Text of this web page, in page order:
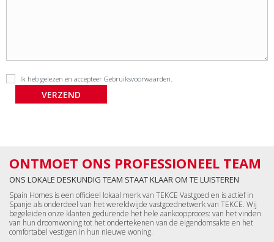
Ik heb gelezen en accepteer Gebruiksvoorwaarden.
ONTMOET ONS PROFESSIONEEL TEAM
ONS LOKALE DESKUNDIG TEAM STAAT KLAAR OM TE LUISTEREN
Spain Homes is een officieel lokaal merk van TEKCE Vastgoed en is actief in
Spanje als onderdeel van het wereldwijde vastgoednetwerk van TEKCE. Wij
begeleiden onze klanten gedurende het hele aankoopproces: van het vinden
van hun droomwoning tot het ondertekenen van de eigendomsakte en het
comfortabel vestigen in hun nieuwe woning.